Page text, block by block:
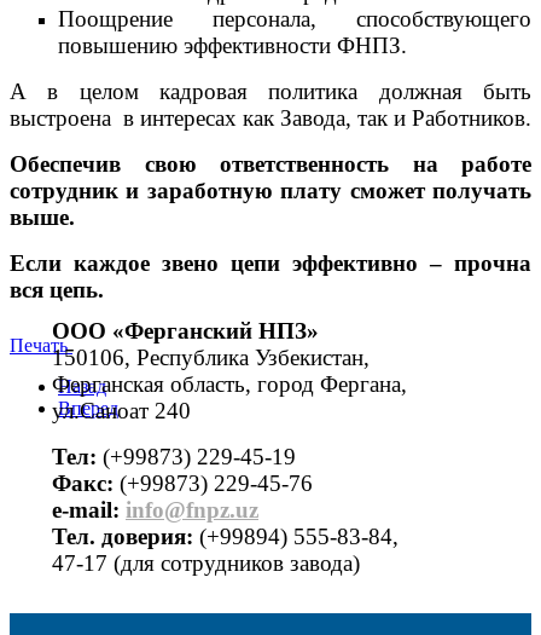
Поощрение персонала, способствующего
повышению эффективности ФНПЗ.
А в целом кадровая политика должная быть
выстроена в интересах как Завода, так и Работников.
Обеспечив свою ответственность на работе
сотрудник и заработную плату сможет получать
выше.
Если каждое звено цепи эффективно – прочна
вся цепь.
Печать
Назад
Вперед
ООО «Ферганский НПЗ»
150106, Республика Узбекистан,
Ферганская область, город Фергана,
ул.Саноат 240
Тел: (+99873) 229-45-19
Факс: (+99873) 229-45-76
е-mail: info@fnpz.uz
Тел. доверия: (+99894) 555-83-84,
47-17 (для сотрудников завода)